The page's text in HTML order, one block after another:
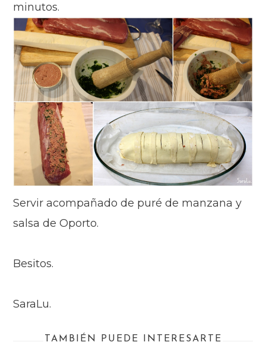
minutos.
Servir acompañado de puré de manzana y
salsa de Oporto.
Besitos.
SaraLu.
TAMBIÉN PUEDE INTERESARTE